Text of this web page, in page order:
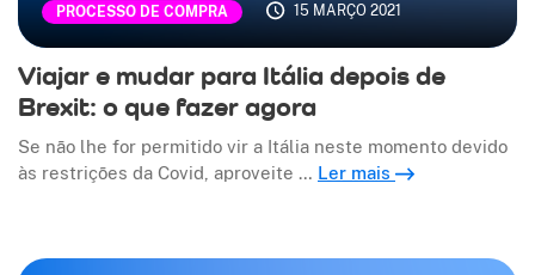
PROCESSO DE COMPRA 15 MARÇO 2021
Viajar e mudar para Itália depois de
Brexit: o que fazer agora
Se não lhe for permitido vir a Itália neste momento devido
às restrições da Covid, aproveite … Ler mais